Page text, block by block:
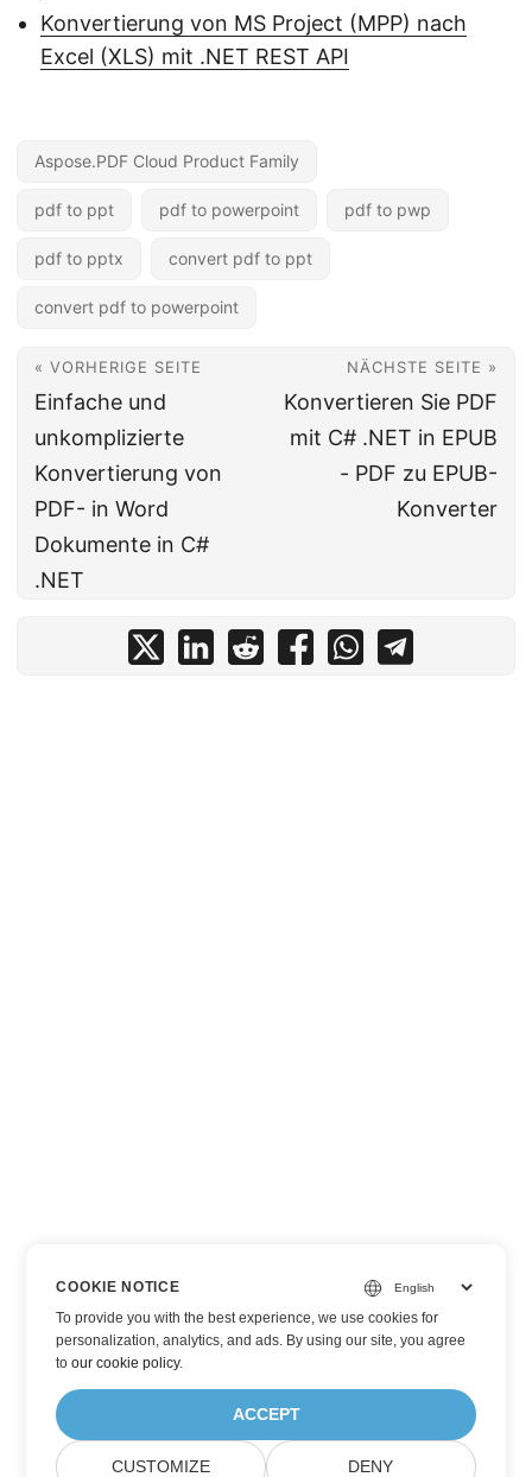
Konvertierung von MS Project (MPP) nach
Excel (XLS) mit .NET REST API
Aspose.PDF Cloud Product Family
pdf to ppt pdf to powerpoint pdf to pwp
pdf to pptx convert pdf to ppt
convert pdf to powerpoint
« VORHERIGE SEITE
Einfache und
unkomplizierte
Konvertierung von
PDF- in Word
Dokumente in C#
.NET
NÄCHSTE SEITE »
Konvertieren Sie PDF
mit C# .NET in EPUB
- PDF zu EPUB-
Konverter
COOKIE NOTICE
To provide you with the best experience, we use cookies for
personalization, analytics, and ads. By using our site, you agree
toour cookie policy.
ACCEPT
CUSTOMIZE DENY